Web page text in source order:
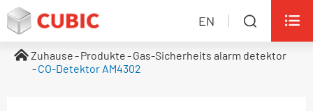
EN  
Zuhause Produkte
Gas-Sicherheits alarm detektor
CO-Detektor AM4302